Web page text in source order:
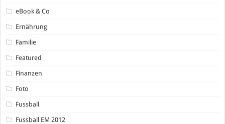
eBook & Co
Ernährung
Familie
Featured
Finanzen
Foto
Fussball
Fussball EM 2012